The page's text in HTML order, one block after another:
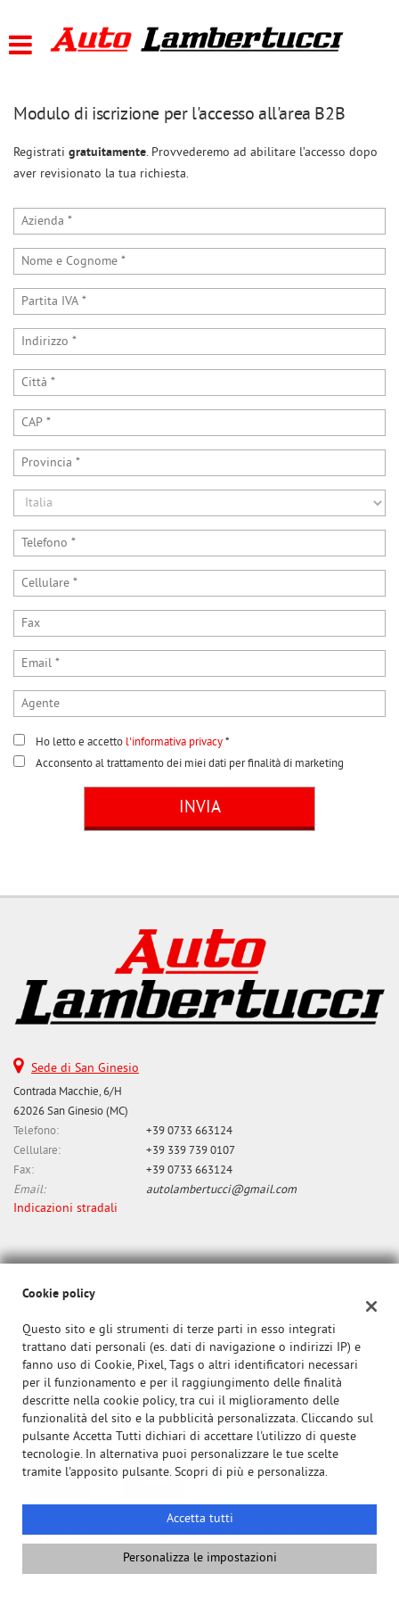
ASSISTENZA
CONTATTI
Modulo di iscrizione per l'accesso all'area B2B
Registrati gratuitamente. Provvederemo ad abilitare l’accesso dopo
aver revisionato la tua richiesta.
Ho letto e accetto l'informativa privacy*
Acconsento al trattamento dei miei dati per finalità di marketing
Sede di San Ginesio
Contrada Macchie, 6/H
62026 San Ginesio (MC)
Telefono:
+39 0733 663124
Cellulare:
+39 339 739 0107
Fax:
+39 0733 663124
Email:
autolambertucci@gmail.com
Indicazioni stradali
Lambertucci srl Unipersonale
P.IVA:01284650437
Registro delle imprese:MC
N°0140299
Leggi l'informativa sulla privacy-Cookie Policy
GestionaleAuto.com
Cookie policy
Questo sito e gli strumenti di terze parti in esso integrati
trattano dati personali (es. dati di navigazione o indirizzi IP) e
fanno uso di Cookie, Pixel, Tags o altri identificatori necessari
per il funzionamento e per il raggiungimento delle finalità
descritte nella cookie policy, tra cui il miglioramento delle
funzionalità del sito e la pubblicità personalizzata. Cliccando sul
pulsante Accetta Tutti dichiari di accettare l'utilizzo di queste
tecnologie. In alternativa puoi personalizzare le tue scelte
tramite l'apposito pulsante. Scopri di più e personalizza.
Accetta tutti
Personalizza le impostazioni
tue
seguente
pannello
consente
di
esprimere
le
preferenze
di
consenso
alle
tecnologie
di
che
adottiamo
per
offrire
le
funzionalità
e
svolgere
attività
di
seguito
descritte.
Per
ottenere
maggiori
informazioni
e
sul
rivedere
e
modificare
tue
qualsiasi
momento.
Cookie delle preferenze
Cookie per il miglioramento dell'esperienza utente
Cookie analitici
Cookie di marketing
la
policy